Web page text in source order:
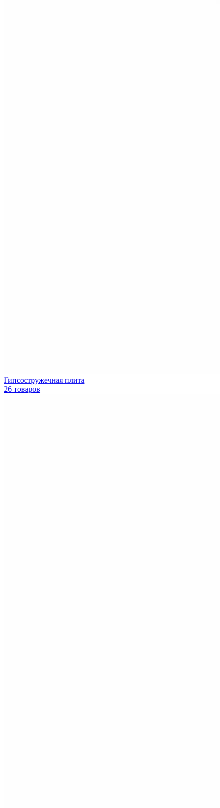
Гипсостружечная плита
26 товаров